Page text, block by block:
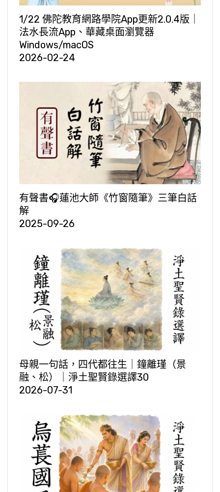
1/22 佛陀教育網路學院App更新2.0.4版｜
法水長流App、華藏桌面瀏覽器
Windows/macOS
2026-02-24
有聲書🎧蓮池大師《竹窗隨筆》三筆白話
解
2025-09-26
母親一句話，四代都往生｜鐘離瑾（景
融、松）｜淨土聖賢錄選譯30
2026-07-31